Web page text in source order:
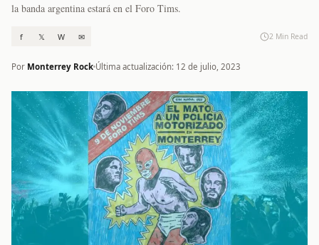
la banda argentina estará en el Foro Tims.
f 𝕏 W ✉ 2 Min Read
Por Monterrey Rock Última actualización: 12 de julio, 2023